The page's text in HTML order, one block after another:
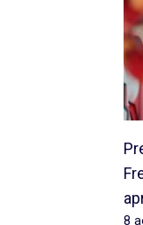
8